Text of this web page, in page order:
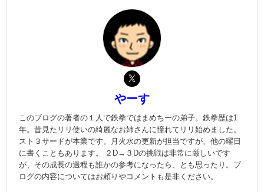
やーす
このブログの著者の１人で鉄拳ではまめちーの弟子。鉄拳歴は1
年。昔見たリリ使いの綺麗なお姉さんに憧れてリリ始めました。
スト３サードが本業です。月火水の更新が担当ですが、他の曜日
に書くこともあります。 ２D→３Dの挑戦は非常に厳しいです
が、その成長の過程も誰かの参考になったら、とも思ったり。ブ
ログの内容についてはお頼りやコメントも是非ください。